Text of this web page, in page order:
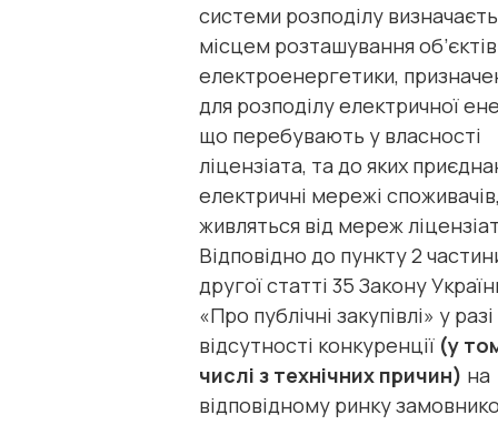
системи розподілу
місцем розташування об’єктів
електроенергетики,
для розподілу електричної
що перебувають у власності
ліцензіата, та до яких
електричні мережі споживачів,
живляться від мереж
Відповідно до пункту 2
другої статті 35 Закону
«Про публічні закупівлі» у разі
відсутності конкуренції (у
числі з технічних причин) на
відповідному ринку